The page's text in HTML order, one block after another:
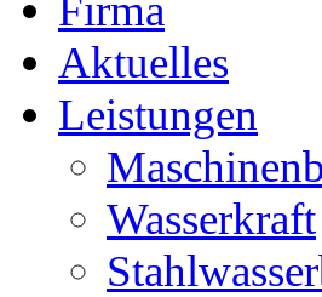
Firma
Aktuelles
Leistungen
Wasserkraft